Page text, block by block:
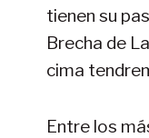
tienen su
Brecha de
cima
Entre los